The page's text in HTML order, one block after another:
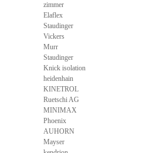
zimmer
Elaflex
Staudinger
Vickers
Murr
Staudinger
Knick isolation
heidenhain
KINETROL
Ruetschi AG
MINIMAX
Phoenix
AUHORN
Mayser